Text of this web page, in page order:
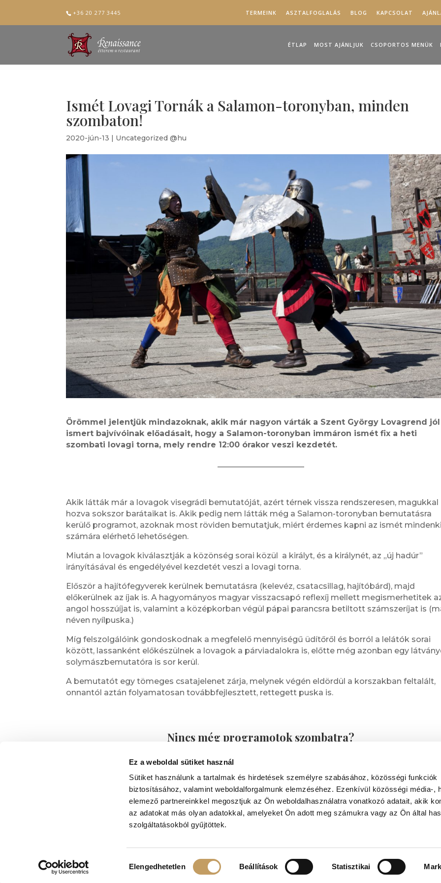
Ez a weboldal sütiket használ
Sütiket használunk a tartalmak és hirdetések személyre szabásához, közösségi funkciók
biztosításához, valamint weboldalforgalmunk elemzéséhez. Ezenkívül közösségi média-,
elemező partnereinkkel megosztjuk az Ön weboldalhasználatra vonatkozó adatait, akik
az adatokat más olyan adatokkal, amelyeket Ön adott meg számukra vagy az Ön által
szolgáltatásokból gyűjtöttek.
kiválasztása
Elengedhetetlen Beállítások Statisztikai
+36 20 277 3445 TERMEINK ASZTALFOGLALÁS BLOG KAPCSOLAT
ÉTLAP MOST AJÁNLJUK CSOPORTOS MENÜK
Ismét Lovagi Tornák a Salamon-toronyban, minden
szombaton!
2020-jún-13 | Uncategorized @hu
Örömmel jelentjük mindazoknak, akik már nagyon várták a Szent György Lovagrend jól
ismert bajvívóinak előadásait, hogy a Salamon-toronyban immáron ismét fix a heti
szombati lovagi torna, mely rendre 12:00 órakor veszi kezdetét.
Akik látták már a lovagok visegrádi bemutatóját, azért térnek vissza rendszeresen, magukkal
hozva sokszor barátaikat is. Akik pedig nem látták még a Salamon-toronyban bemutatásra
kerülő programot, azoknak most röviden bemutatjuk, miért érdemes kapni az ismét mindenki
számára elérhető lehetőségen.
Miután a lovagok kiválasztják a közönség sorai közül a királyt, és a királynét, az „új hadúr”
irányításával és engedélyével kezdetét veszi a lovagi torna.
Először a hajítófegyverek kerülnek bemutatásra (kelevéz, csatacsillag, hajítóbárd), majd
előkerülnek az íjak is. A hagyományos magyar visszacsapó reflexíj mellett megismerhetitek
angol hosszúíjat is, valamint a középkorban végül pápai parancsra betiltott számszeríjat is
néven nyílpuska.)
Míg felszolgálóink gondoskodnak a megfelelő mennyiségű üdítőről és borról a lelátók sorai
között, lassanként előkészülnek a lovagok a párviadalokra is, előtte még azonban egy
solymászbemutatóra is sor kerül.
A bemutatót egy tömeges csatajelenet zárja, melynek végén eldördül a korszakban feltalált,
onnantól aztán folyamatosan továbbfejlesztett, rettegett puska is.
Nincs még programotok szombatra?
Várunk Benneteket nagy szeretettel!
Adatkezelési tájékoztató
RENAISSANCE ÉTTEREM © 2018. MINDEN JOG FENNTARTVA.